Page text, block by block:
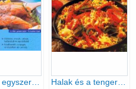
Halételek egyszerűen, ízletesen Halak és a tenger gyümölcsei